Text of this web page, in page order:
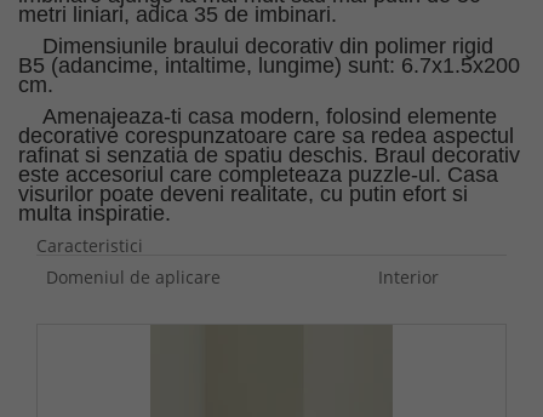
metri liniari, adica 35 de imbinari.
Dimensiunile braului decorativ din polimer rigid
B5 (adancime, intaltime, lungime) sunt: 6.7x1.5x200
cm.
Amenajeaza-ti casa modern, folosind elemente
decorative corespunzatoare care sa redea aspectul
rafinat si senzatia de spatiu deschis. Braul decorativ
este accesoriul care completeaza puzzle-ul. Casa
visurilor poate deveni realitate, cu putin efort si
multa inspiratie.
Caracteristici
Domeniul de aplicare
Interior